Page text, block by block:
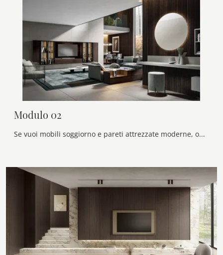
Modulo 02
Se vuoi mobili soggiorno e pareti attrezzate moderne, opta per il modello Modulo 02 di Veneran: clicca e scopri di più!